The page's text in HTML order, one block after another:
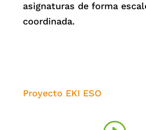
asignaturas de forma
coordinada.
Proyecto EKI ESO